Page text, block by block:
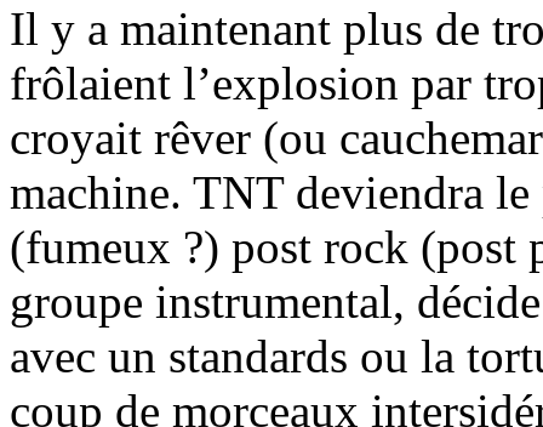
Il y a maintenant plus de
frôlaient l’explosion par
croyait rêver (ou
machine. TNT deviendra
(fumeux ?) post rock (post
groupe instrumental,
avec un standards ou la
coup de morceaux